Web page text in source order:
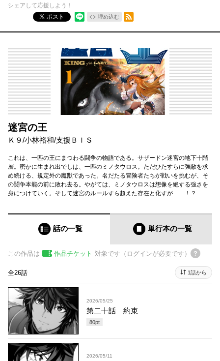
シェアして応援しよう！
ポスト
埋め込む
RSSフィード
迷宮の王
Ｋ９/小林裕和/支援ＢＩＳ
これは、一匹の王にまつわる闘争の物語である。サザードン迷宮の地下十階
層。密かに生まれ出でしは、一匹のミノタウロス。ただひたすらに強敵を求
め続ける、規定外の魔獣であった。名だたる冒険者たちが戦いを挑むが、そ
の闘争本能の前に敗れ去る。やがては、ミノタウロスは想像を絶する強さを
身につけていく。そして迷宮のルールすら超えた存在と化すが……！？
話の一覧 単行本の一覧
この作品は 作品チケット 対象です（ログインが必要です）
全26話 1話から
2026/05/25
第二十話 約束
80pt
2026/05/11